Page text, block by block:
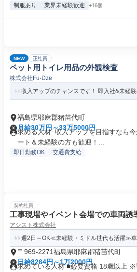
制服あり 業界未経験歓迎 +16個
NEW 正社員
ペット用トイレ用品の外観検査
株式会社Fu-Dze
収入アップのチャンスです！ 即入社&未経
福島県耶麻郡猪苗代町
月給30万円～33万5000円
求める人材: 収入アップを目指すなら
ート＆未経験の方も歓迎！...
即日勤務OK 交通費支給
契約社員
工事現場やイベント会場での車両誘
アシスト株式会社
週2日～OK≪未経験・ミドル世代も活躍≫
〒969-2271福島県耶麻郡猪苗代町
日給8264円～1万2000円
求めている人材 ■必要資格 18歳以上 ※